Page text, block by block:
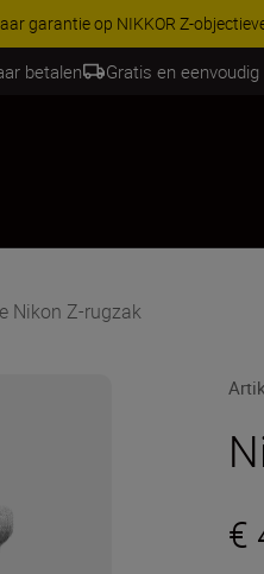
accessoires, maak je kit
betalen Gratis en
Nikon Z-rugzak
€